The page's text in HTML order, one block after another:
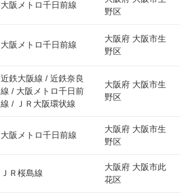
大阪メトロ千日前線
野区
大阪メトロ千日前線
大阪府 大阪市生
野区
近鉄大阪線 / 近鉄奈良
線 / 大阪メトロ千日前
線 / ＪＲ大阪環状線
大阪府 大阪市生
野区
大阪メトロ千日前線
大阪府 大阪市生
野区
ＪＲ桜島線
大阪府 大阪市此
花区